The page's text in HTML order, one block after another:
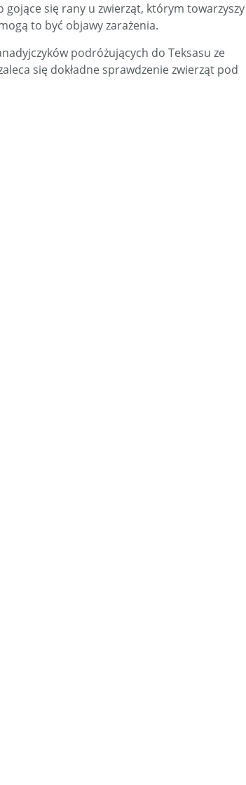
się rany u zwierząt, którym towarzyszy
to być objawy zarażenia.
podróżujących do Teksasu ze
się dokładne sprawdzenie zwierząt pod